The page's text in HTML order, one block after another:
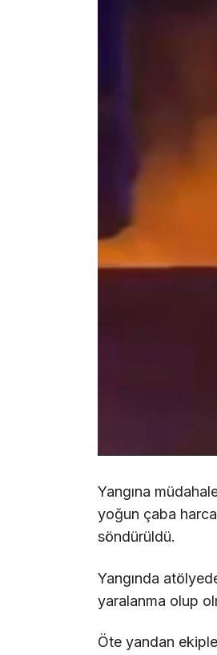
Yangına
yoğun çaba
söndürüldü.
Yangında
yaralanma olup
Öte yandan